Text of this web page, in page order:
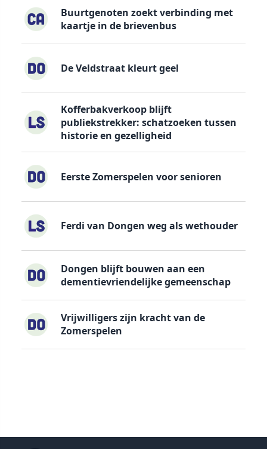
Buurtgenoten zoekt verbinding met
kaartje in de brievenbus
De Veldstraat kleurt geel
Kofferbakverkoop blijft
publiekstrekker: schatzoeken tussen
historie en gezelligheid
Eerste Zomerspelen voor senioren
Ferdi van Dongen weg als wethouder
Dongen blijft bouwen aan een
dementievriendelijke gemeenschap
Vrijwilligers zijn kracht van de
Zomerspelen